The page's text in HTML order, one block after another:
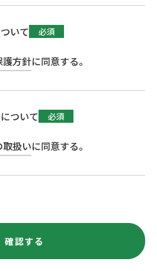
いて 必須
護方針に同意する。
ついて 必須
扱いに同意する。